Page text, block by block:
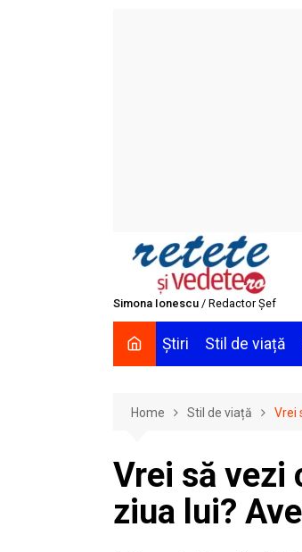
Simona Ionescu / Redactor Șef
Știri Stil de viață
Home Stil de viață Vrei
Vrei să vezi
ziua lui?